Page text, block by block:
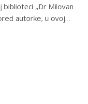
biblioteci „Dr Milovan
autorke, u ovoj…